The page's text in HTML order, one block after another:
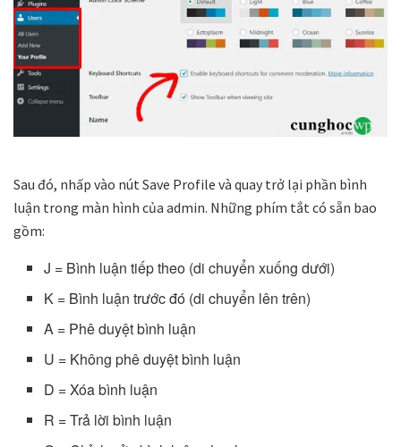
Sau đó, nhấp vào nút Save Profile và quay trở lại phần bình
luận trong màn hình của admin. Những phím tắt có sẵn bao
gồm:
J = Bình luận tiếp theo (di chuyển xuống dưới)
K = Bình luận trước đó (di chuyển lên trên)
A = Phê duyệt bình luận
U = Không phê duyệt bình luận
D = Xóa bình luận
R = Trả lời bình luận